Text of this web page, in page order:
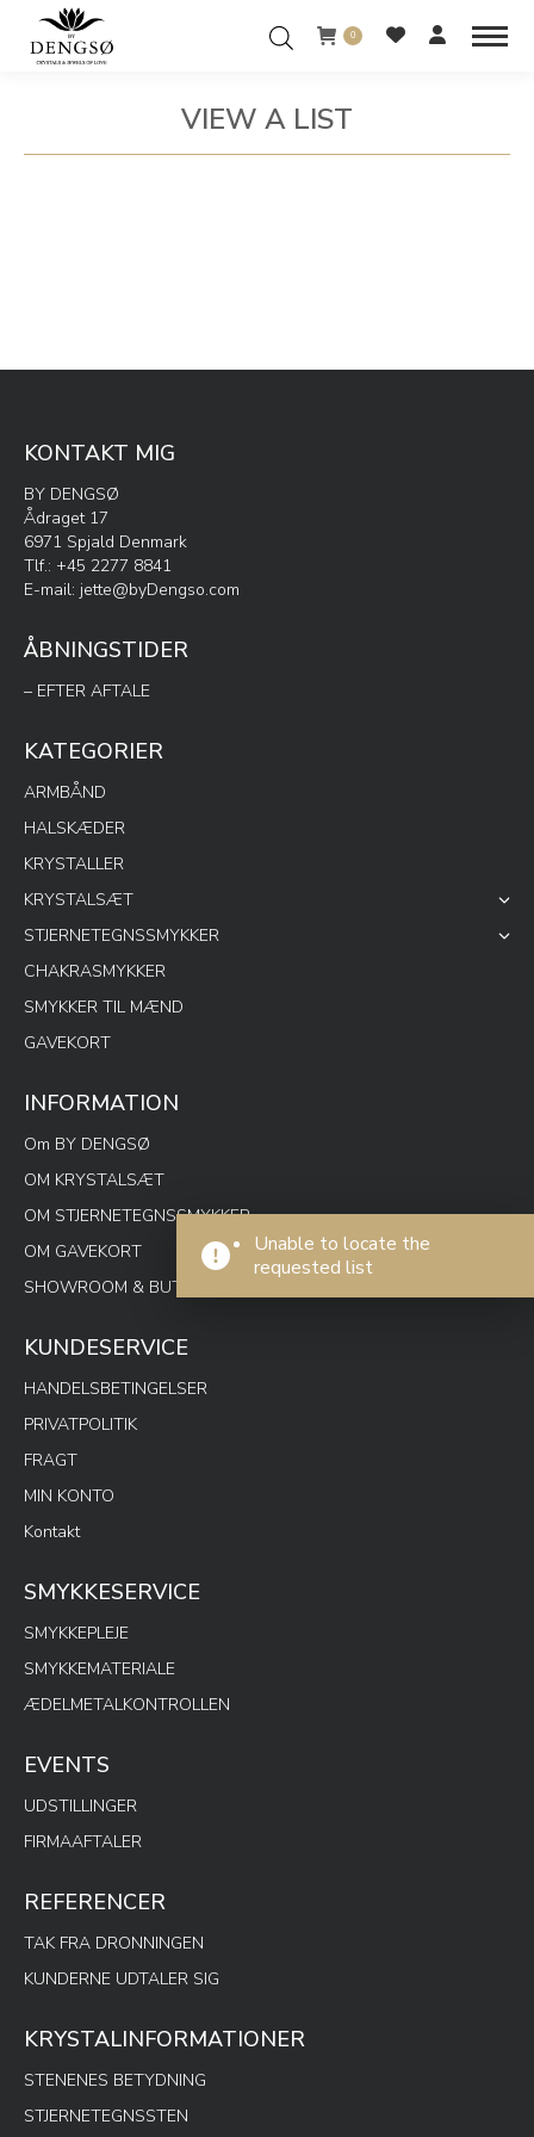
0
VIEW A LIST
You are here:
Unable to locate the
requested list
KONTAKT MIG
BY DENGSØ
Ådraget 17
6971 Spjald Denmark
Tlf.: +45 2277 8841
E-mail: jette@byDengso.com
ÅBNINGSTIDER
– EFTER AFTALE
KATEGORIER
ARMBÅND
HALSKÆDER
KRYSTALLER
KRYSTALSÆT
STJERNETEGNSSMYKKER
CHAKRASMYKKER
SMYKKER TIL MÆND
GAVEKORT
INFORMATION
Om BY DENGSØ
OM KRYSTALSÆT
OM STJERNETEGNSSMYKKER
OM GAVEKORT
SHOWROOM & BUTIK SPOTON
KUNDESERVICE
HANDELSBETINGELSER
PRIVATPOLITIK
FRAGT
MIN KONTO
Kontakt
SMYKKESERVICE
SMYKKEPLEJE
SMYKKEMATERIALE
ÆDELMETALKONTROLLEN
EVENTS
UDSTILLINGER
FIRMAAFTALER
REFERENCER
TAK FRA DRONNINGEN
KUNDERNE UDTALER SIG
KRYSTALINFORMATIONER
STENENES BETYDNING
STJERNETEGNSSTEN